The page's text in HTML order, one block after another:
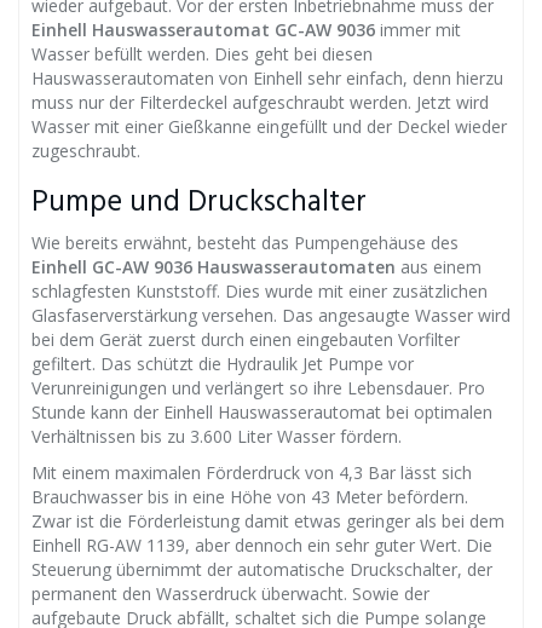
wieder aufgebaut. Vor der ersten Inbetriebnahme muss der
Einhell Hauswasserautomat GC-AW 9036 immer mit
Wasser befüllt werden. Dies geht bei diesen
Hauswasserautomaten von Einhell sehr einfach, denn hierzu
muss nur der Filterdeckel aufgeschraubt werden. Jetzt wird
Wasser mit einer Gießkanne eingefüllt und der Deckel wieder
zugeschraubt.
Pumpe und Druckschalter
Wie bereits erwähnt, besteht das Pumpengehäuse des
Einhell GC-AW 9036 Hauswasserautomaten aus einem
schlagfesten Kunststoff. Dies wurde mit einer zusätzlichen
Glasfaserverstärkung versehen. Das angesaugte Wasser wird
bei dem Gerät zuerst durch einen eingebauten Vorfilter
gefiltert. Das schützt die Hydraulik Jet Pumpe vor
Verunreinigungen und verlängert so ihre Lebensdauer. Pro
Stunde kann der Einhell Hauswasserautomat bei optimalen
Verhältnissen bis zu 3.600 Liter Wasser fördern.
Mit einem maximalen Förderdruck von 4,3 Bar lässt sich
Brauchwasser bis in eine Höhe von 43 Meter befördern.
Zwar ist die Förderleistung damit etwas geringer als bei dem
Einhell RG-AW 1139, aber dennoch ein sehr guter Wert. Die
Steuerung übernimmt der automatische Druckschalter, der
permanent den Wasserdruck überwacht. Sowie der
aufgebaute Druck abfällt, schaltet sich die Pumpe solange